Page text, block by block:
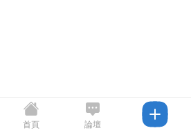
首頁 論壇